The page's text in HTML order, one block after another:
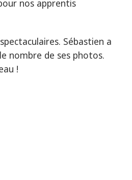
nos apprentis
Sébastien a
nombre de ses photos.
!